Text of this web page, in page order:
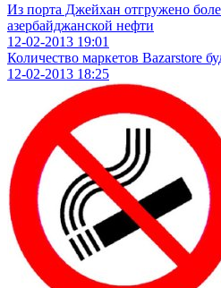
Из порта Джейхан отгружено
азербайджанской нефти
12-02-2013 19:01
Количество маркетов Bazarstore
12-02-2013 18:25